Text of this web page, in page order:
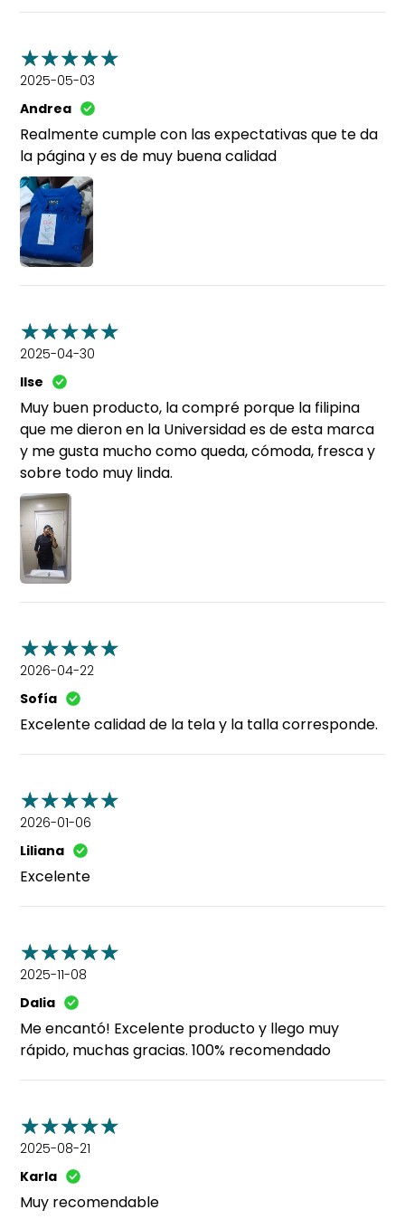
2025-05-03
Andrea
Realmente cumple con las expectativas que te da
la página y es de muy buena calidad
2025-04-30
Ilse
Muy buen producto, la compré porque la filipina
que me dieron en la Universidad es de esta marca
y me gusta mucho como queda, cómoda, fresca y
sobre todo muy linda.
2026-04-22
Sofía
Excelente calidad de la tela y la talla corresponde.
2026-01-06
Liliana
Excelente
2025-11-08
Dalia
Me encantó! Excelente producto y llego muy
rápido, muchas gracias. 100% recomendado
2025-08-21
Karla
Muy recomendable